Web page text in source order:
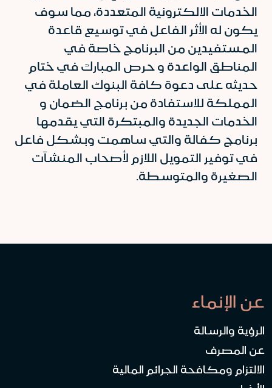
الخدمات الالكترونية المتعددة، مما سوف
يكون له الأثر الفاعل في توسيع قاعدة
المستفيدين من البرنامج خاصة في
المناطق الواعدة و حرص المبارك في ختام
حديثه على دعوة كافة البنوك العاملة في
المملكة للاستفادة من برنامج الضمان و
الخدمات الجديدة والمبتكرة التي يقدمها
برنامج كفالة والتي ساهمت وبشكل فاعل
في توفير التمويل اللازم لأصحاب المنشآت
الصغيرة والمتوسطة.
عن الإنماء
الرؤية والرسالة
عن المصرف
الالتزام ومكافحة الجرائم المالية